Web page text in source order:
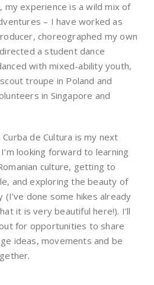
my experience is a wild mix of
– I have worked as
choreographed my own
a student dance
with mixed-ability youth,
troupe in Poland and
in Singapore and
Curba de Cultura is my next
looking forward to learning
culture, getting to
and exploring the beauty of
(I’ve done some hikes already
it is very beautiful here!). I’ll
for opportunities to share
ideas, movements and be